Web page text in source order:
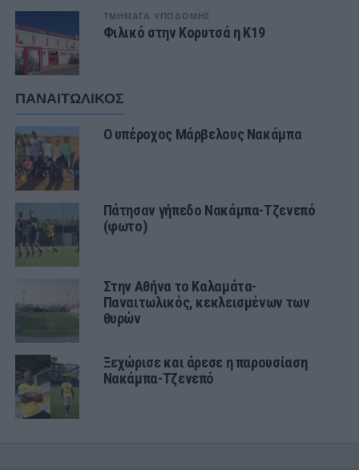
ΤΜΗΜΑΤΑ ΥΠΟΔΟΜΗΣ
Φιλικό στην Κορυτσά η Κ19
ΠΑΝΑΙΤΩΛΙΚΟΣ
Ο υπέροχος Μάρβελους Νακάμπα
Πάτησαν γήπεδο Νακάμπα-Τζενεπό
(φωτο)
Στην Αθήνα το Καλαμάτα-
Παναιτωλικός, κεκλεισμένων των
θυρών
Ξεχώρισε και άρεσε η παρουσίαση
Νακάμπα-Τζενεπό